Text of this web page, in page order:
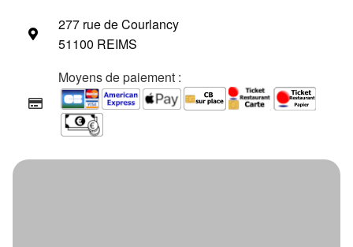
277 rue de Courlancy
51100 REIMS
Moyens de paiement :